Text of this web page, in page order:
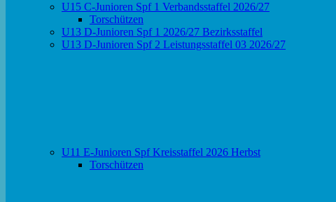
U15 C-Junioren Spf 1 Verbandsstaffel 2026/27
Torschützen
U13 D-Junioren Spf 1 2026/27 Bezirksstaffel
U13 D-Junioren Spf 2 Leistungsstaffel 03 2026/27
U11 E-Junioren Spf Kreisstaffel 2026 Herbst
Torschützen